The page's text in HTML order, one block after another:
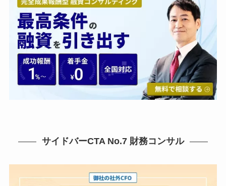
サイドバーCTA No.7 財務コンサル